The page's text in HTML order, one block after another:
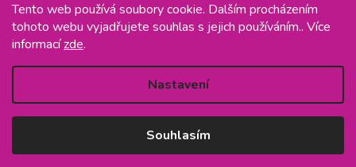
Tento web používá soubory cookie. Dalším procházením
tohoto webu vyjadřujete souhlas s jejich používáním.. Více
informacízde.
Nastavení
Souhlasím
Copyright 2026
Grafický návrh vytvořil a na Shoptet implementoval